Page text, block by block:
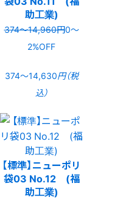
助工業)
374〜14,960円0〜
2%OFF
374〜14,630円（税
込）
【標準】ニューポリ
袋03 No.12 (福
助工業)